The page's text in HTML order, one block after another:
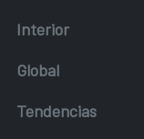
Interior
Global
Tendencias